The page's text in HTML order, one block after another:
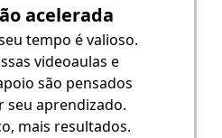
acelerada
tempo é valioso.
videoaulas e
são pensados
seu aprendizado.
mais resultados.